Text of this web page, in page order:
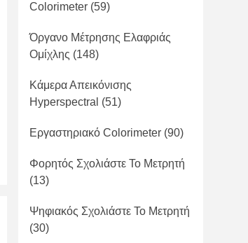
Colorimeter (59)
Όργανο Μέτρησης Ελαφριάς
Ομίχλης (148)
Κάμερα Απεικόνισης
Hyperspectral (51)
Εργαστηριακό Colorimeter (90)
Φορητός Σχολιάστε Το Μετρητή
(13)
Ψηφιακός Σχολιάστε Το Μετρητή
(30)